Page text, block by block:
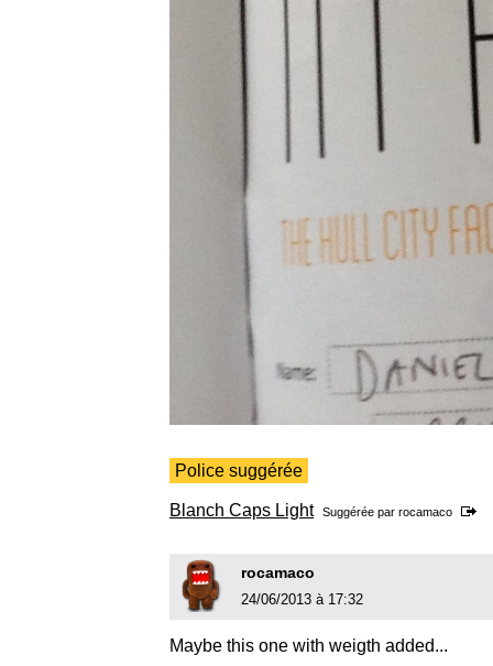
Police suggérée
Blanch Caps Light Suggérée par rocamaco
rocamaco
24/06/2013 à 17:32
Maybe this one with weigth added...